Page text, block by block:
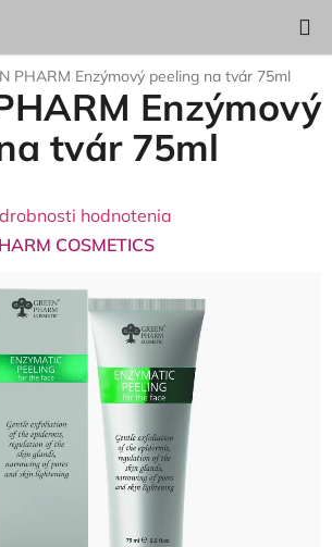
KOŠÍK
PHARM Enzýmový peeling na tvár 75ml
Enzýmový
tvár 75ml
hodnotenia
COSMETICS